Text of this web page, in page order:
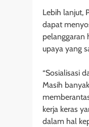
Lebih lanjut,
dapat
pelanggaran
upaya yang
“Sosialisasi
Masih
kerja keras
dalam hal